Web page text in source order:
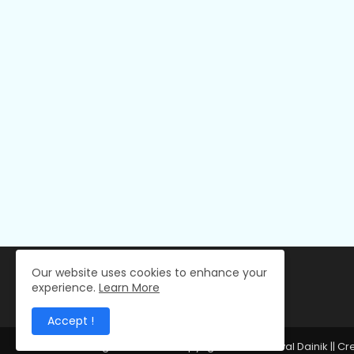
All Right Reserved Copyright © 2024 Deval Dainik ||
Our website uses cookies to enhance your
experience. Learn More
Accept !